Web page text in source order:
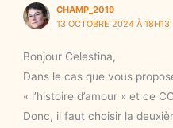
CHAMP_2019
13 OCTOBRE 2024 À 18H13
Bonjour Celestina,
Dans le cas que vous
« l’histoire d’amour » et ce
Donc, il faut choisir la